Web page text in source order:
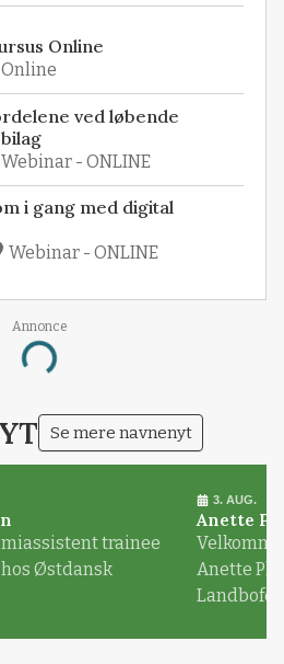
Online
Online
ved løbende
Webinar - ONLINE
i gang med digital
Webinar - ONLINE
Annonce
Loading...
Se mere navnenyt
trainee
hos Østdansk
3. AUG.
Anette
Anette